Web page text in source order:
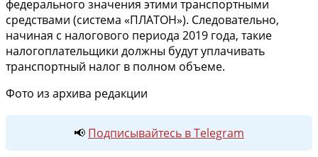
федерального значения этими транспортными
средствами (система «ПЛАТОН»). Следовательно,
начиная с налогового периода 2019 года, такие
налогоплательщики должны будут уплачивать
транспортный налог в полном объеме.
Фото из архива редакции
📢 Подписывайтесь в Telegram